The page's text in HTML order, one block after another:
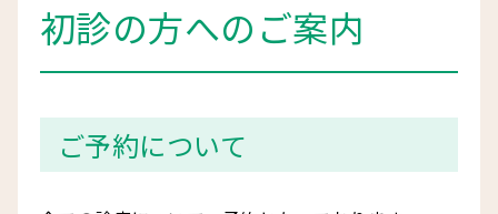
初診の方へのご案内
ご予約について